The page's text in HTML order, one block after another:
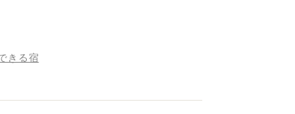
きる宿